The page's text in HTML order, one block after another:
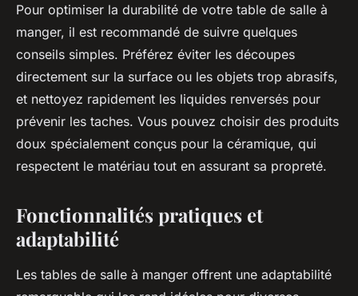
Pour optimiser la durabilité de votre table de salle à
manger, il est recommandé de suivre quelques
conseils simples. Préférez éviter les découpes
directement sur la surface ou les objets trop abrasifs,
et nettoyez rapidement les liquides renversés pour
prévenir les taches. Vous pouvez choisir des produits
doux spécialement conçus pour la céramique, qui
respectent le matériau tout en assurant sa propreté.
Fonctionnalités pratiques et
adaptabilité
Les tables de salle à manger offrent une adaptabilité